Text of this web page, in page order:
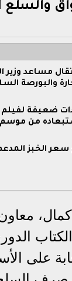
والسلع
مساعد وزير
والبورصة
ضعيفة لفيلم
من موسم
الخبز المدعم لـ20 قرشًا
على